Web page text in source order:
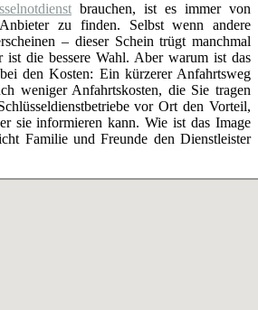
brauchen, ist es immer von
zu finden. Selbst wenn andere
– dieser Schein trügt manchmal
die bessere Wahl. Aber warum ist das
den Kosten: Ein kürzerer Anfahrtsweg
weniger Anfahrtskosten, die Sie tragen
vor Ort den Vorteil,
sie informieren kann. Wie ist das Image
Familie und Freunde den Dienstleister